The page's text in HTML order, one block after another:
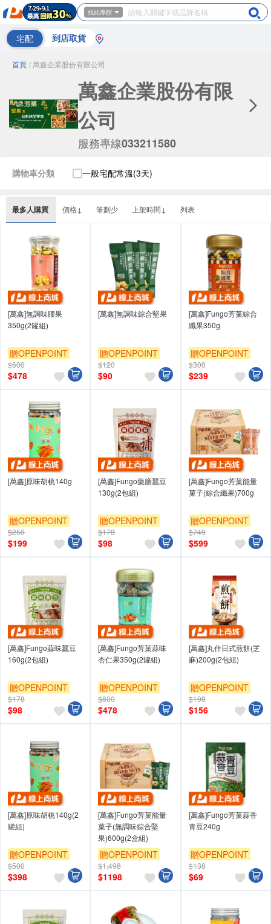
找此專館
宅配 到店取貨
首頁 / 萬鑫企業股份有限公司
萬鑫企業股份有限
公司
服務專線033211580
最多人購買 價格↓ 筆劃少 上架時間↓ 列表
購物車分類 一般宅配常溫(3天)
[萬鑫]無調味腰果
350g(2罐組)
贈OPENPOINT
$600
$478
[萬鑫]無調味綜合堅果
贈OPENPOINT
$120
$90
[萬鑫]Fungo芳菓綜合
纖果350g
贈OPENPOINT
$300
$239
[萬鑫]原味胡桃140g
贈OPENPOINT
$250
$199
[萬鑫]Fungo藥膳蠶豆
130g(2包組)
贈OPENPOINT
$178
$98
[萬鑫]Fungo芳菓能量
菓子(綜合纖果)700g
贈OPENPOINT
$749
$599
[萬鑫]Fungo蒜味蠶豆
160g(2包組)
贈OPENPOINT
$178
$98
[萬鑫]Fungo芳菓蒜味
杏仁果350g(2罐組)
贈OPENPOINT
$600
$478
[萬鑫]丸什日式煎餅(芝
麻)200g(2包組)
贈OPENPOINT
$198
$156
[萬鑫]原味胡桃140g(2
罐組)
贈OPENPOINT
$500
$398
[萬鑫]Fungo芳菓能量
菓子(無調味綜合堅
果)600g(2盒組)
贈OPENPOINT
$1,498
$1198
[萬鑫]Fungo芳菓蒜香
青豆240g
贈OPENPOINT
$138
$69